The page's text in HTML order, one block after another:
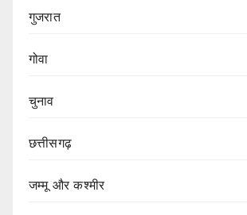
गुजरात
गोवा
चुनाव
छत्तीसगढ़
जम्मू और कश्मीर